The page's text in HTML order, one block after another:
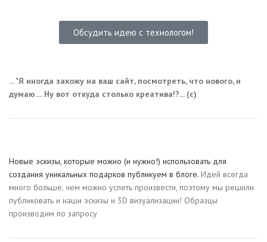
Обсудить идею с технологом!
... "Я иногда захожу на ваш сайт, посмотреть, что нового, и
думаю.... Ну вот откуда столько креатива!?... (с)
Новые эскизы, которые можно (и нужно!) использовать для
создания уникальных подарков публикуем в блоге. Идей всегда
много больше, чем можно успеть произвести, поэтому мы решили
публиковать и наши эскизы и 3D визуализации! Образцы
производим по запросу